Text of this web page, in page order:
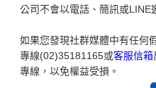
公司不會以電話、簡訊或LINE
如果您發現社群媒體中有任何
專線(02)35181165或客服信箱
專線，以免權益受損。